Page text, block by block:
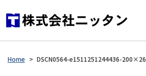
Home > DSCN0564-e1511251244436-